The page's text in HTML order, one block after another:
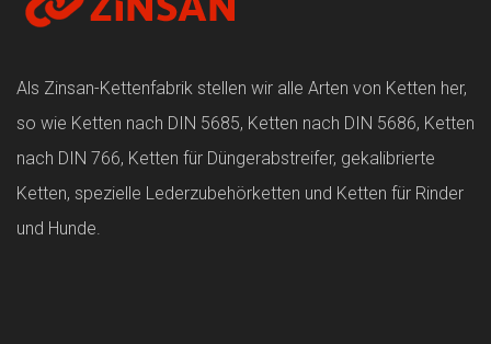
Als Zinsan-Kettenfabrik stellen wir alle Arten von Ketten her,
so wie Ketten nach DIN 5685, Ketten nach DIN 5686, Ketten
nach DIN 766, Ketten für Düngerabstreifer, gekalibrierte
Ketten, spezielle Lederzubehörketten und Ketten für Rinder
und Hunde.